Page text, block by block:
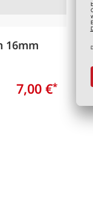
16mm
7,00 €*